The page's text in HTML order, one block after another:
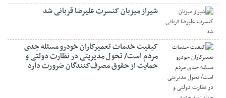
شیراز میزبان کنسرت علیرضا قربانی شد
کیفیت خدمات تعمیرکاران خودرو مسئله جدی
مردم است/ تحول مدیریتی در نظارت دولتی و
حمایت از حقوق مصرف‌کنندگان ضرورت دارد